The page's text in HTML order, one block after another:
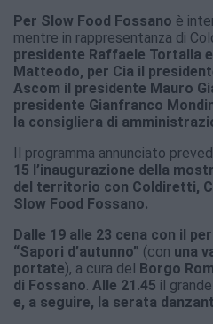
Per Slow Food Fossano è
mentre in rappresentanza di
presidente Raffaele Tortalla
Matteodo, per Cia il
Ascom il presidente Mauro
presidente Gianfranco
la consigliera di
Il programma annunciato
15 l’inaugurazione della
del territorio con Coldiretti,
Slow Food Fossano.
Dalle 19 alle 23 cena con il
“Sapori d’autunno” (con una
portate), a cura del
Borgo
di Fossano. Alle 21.45 il grande
e, a seguire, la serata